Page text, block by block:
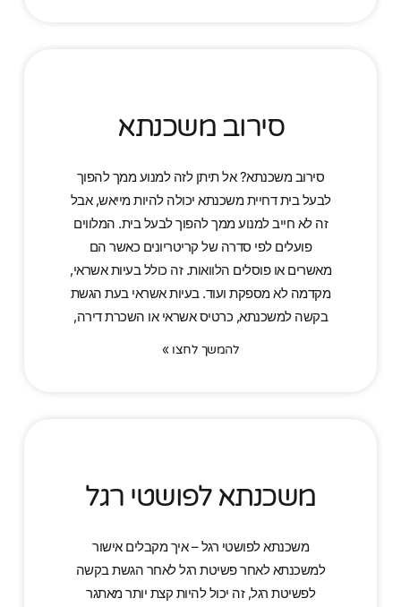
סירוב משכנתא
סירוב משכנתא? אל תיתן לזה למנוע ממך להפוך
לבעל בית דחיית משכנתא יכולה להיות מייאש, אבל
זה לא חייב למנוע ממך להפוך לבעל בית. המלווים
פועלים לפי סדרה של קריטריונים כאשר הם
מאשרים או פוסלים הלוואות. זה כולל בעיות אשראי,
מקדמה לא מספקת ועוד. בעיות אשראי בעת הגשת
בקשה למשכנתא, כרטיס אשראי או השכרת דירה,
להמשך לחצו »
משכנתא לפושטי רגל
משכנתא לפושטי רגל – איך מקבלים אישור
למשכנתא לאחר פשיטת רגל לאחר הגשת בקשה
לפשיטת רגל, זה יכול להיות קצת יותר מאתגר